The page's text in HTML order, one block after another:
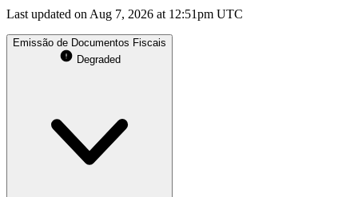
Last updated on Aug 7, 2026 at 12:51pm UTC
Emissão de Documentos Fiscais
Degraded